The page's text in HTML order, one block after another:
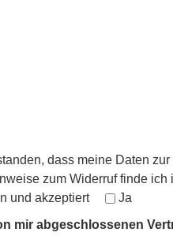
dass meine Daten
zum Widerruf finde ich
und akzeptiert
Ja
mir abgeschlossenen